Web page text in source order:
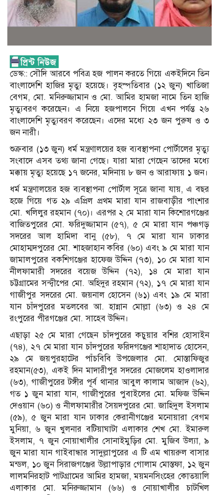
ডেস্ক:: সৌদি আরবে পবিত্র হজ পালন করতে গিয়ে একইদিনে তিন
বাংলাদেশি হাজির মৃত্যু হয়েছে। বৃহস্পতিবার (১২ জুন) খাতিজা
বেগম, মো. মনিরুজ্জামান ও মো. আমির হামজা নামে তিন হাজি
মৃত্যুবরণ করেছেন। এ নিয়ে হজপালনে গিয়ে এখন পর্যন্ত ২৬
বাংলাদেশি মৃত্যুবরণ করেছেন। এদের মধ্যে ২৩ জন পুরুষ ও ৩
জন নারী।
শুক্রবার (১৩ জুন) ধর্ম মন্ত্রণালয়ের হজ ব্যবস্থাপনা পোর্টালের মৃত্যু
সংবাদে এসব তথ্য জানা গেছে। যারা মারা গেছেন তাদের মধ্যে
মক্কায় মৃত্যু হয়েছে ১৭ জনের, মদিনায় ৮ জন ও আরাফায় ১ জন।
ধর্ম মন্ত্রণালয়ের হজ ব্যবস্থাপনা পোর্টাল সূত্রে জানা যায়, এ বছর
হজে গিয়ে গত ২৯ এপ্রিল প্রথম মারা যান রাজবাড়ীর পাংশার
মো. খলিলুর রহমান (৭০)। এরপর ২ মে মারা যান কিশোরগঞ্জের
বাজিতপুরের মো. ফরিদুজ্জামান (৫৭), ৫ মে মারা যান পঞ্চগড়
সদরের আল হামিদা বানু (৫৮), ৭ মে মারা যান ঢাকার
মোহাম্মদপুরের মো. শাহজাহান কবির (৬০) এবং ৯ মে মারা যান
জামালপুরের বকশিগঞ্জের হাফেজ উদ্দিন (৭৩), ১০ মে মারা যান
নীলফামারী সদরের বয়েজ উদ্দিন (৭২), ১৪ মে মারা যান
চট্টগ্রামের সন্দ্বীপের মো. অহিদুর রহমান (৭২), ১৭ মে মারা যান
গাজীপুর সদরের মো. জয়নাল হোসেন (৬১) এবং ১৯ মে মারা
যান চাঁদপুরের মতলবের আ. হান্নান মোল্লা (৬৩) ও ২৪ মে
রংপুরের পীরগঞ্জের মো. সাহেব উদ্দিন।
এছাড়া ২৫ মে মারা গেছেন চাঁদপুরের কচুয়ার বশির হোসাইন
(৭৪), ২৭ মে মারা যান চাঁদপুরের ফরিদগঞ্জের শাহাদাত হোসেন,
২৯ মে জয়পুরহাটের পাঁচবিবি উপজেলার মো. মোস্তাফিজুর
রহমান(৫৩), একই দিন মাদারীপুর সদরের মোজলেম হাওলাদার
(৬৩), গাজীপুরের টঙ্গীর পূর্ব থানার আবুল কালাম আজাদ (৬২),
গত ১ জুন মারা যান, গাজীপুরের পুবাইলের মো. মফিজ উদ্দিন
দেওয়ান (৬০) ও নীলফামারীর সৈয়দপুরের মো. জাহিদুল ইসলাম
(৫৯), ৫ জুন মারা যান ঢাকার কেরানীগঞ্জের মনোয়ারা বেগম
মুনিয়া, ৬ জুন খুলনার বটিয়াঘাটা এলাকার শেখ মো. ইমারুল
ইসলাম, ৭ জুন নোয়াখালীর সোনাইমুড়ির মো. মুজিব উল্যা, ৯
জুন মারা যান গাইবান্ধার সাদুল্লাপুরের এ টি এম খায়রুল বাসার
মন্ডল, ১০ জুন সিরাজগঞ্জের উল্লাপাড়ার গোলাম মোস্তফা, ১২ জুন
লালমনিরহাট পাটগ্রামের আমির হামজা, ময়মনসিংহের কোতয়ালি
এলাকার মো. মনিরুজ্জামান (৬৬) ও নোয়াখালীর চাটখিল